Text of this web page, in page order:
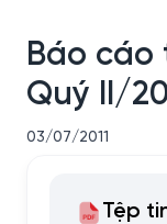
Báo cáo
Quý II/
03/07/2011
Tệp